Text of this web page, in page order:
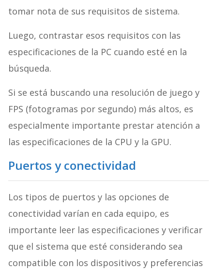
tomar nota de sus requisitos de sistema.
Luego, contrastar esos requisitos con las
especificaciones de la PC cuando esté en la
búsqueda.
Si se está buscando una resolución de juego y
FPS (fotogramas por segundo) más altos, es
especialmente importante prestar atención a
las especificaciones de la CPU y la GPU.
Puertos y conectividad
Los tipos de puertos y las opciones de
conectividad varían en cada equipo, es
importante leer las especificaciones y verificar
que el sistema que esté considerando sea
compatible con los dispositivos y preferencias